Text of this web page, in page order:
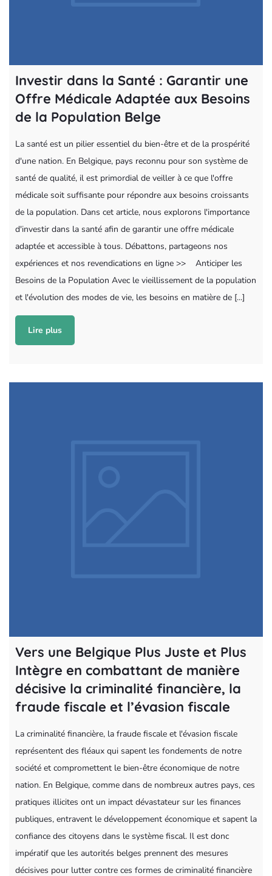
Investir dans la Santé : Garantir une
Offre Médicale Adaptée aux Besoins
de la Population Belge
La santé est un pilier essentiel du bien-être et de la prospérité
d'une nation. En Belgique, pays reconnu pour son système de
santé de qualité, il est primordial de veiller à ce que l'offre
médicale soit suffisante pour répondre aux besoins croissants
de la population. Dans cet article, nous explorons l'importance
d'investir dans la santé afin de garantir une offre médicale
adaptée et accessible à tous. Débattons, partageons nos
expériences et nos revendications en ligne >> Anticiper les
Besoins de la Population Avec le vieillissement de la population
et l'évolution des modes de vie, les besoins en matière de [...]
Lire plus
Vers une Belgique Plus Juste et Plus
Intègre en combattant de manière
décisive la criminalité financière, la
fraude fiscale et l’évasion fiscale
La criminalité financière, la fraude fiscale et l'évasion fiscale
représentent des fléaux qui sapent les fondements de notre
société et compromettent le bien-être économique de notre
nation. En Belgique, comme dans de nombreux autres pays, ces
pratiques illicites ont un impact dévastateur sur les finances
publiques, entravent le développement économique et sapent la
confiance des citoyens dans le système fiscal. Il est donc
impératif que les autorités belges prennent des mesures
décisives pour lutter contre ces formes de criminalité financière